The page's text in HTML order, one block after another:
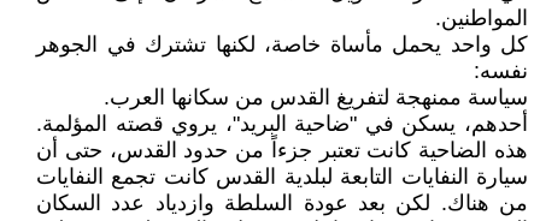
المواطنين.
كل واحد يحمل مأساة خاصة، لكنها تشترك في الجوهر
نفسه:
سياسة ممنهجة لتفريغ القدس من سكانها العرب.
أحدهم، يسكن في "ضاحية البريد"، يروي قصته المؤلمة.
هذه الضاحية كانت تعتبر جزءاً من حدود القدس، حتى أن
سيارة النفايات التابعة لبلدية القدس كانت تجمع النفايات
من هناك. لكن بعد عودة السلطة وازدياد عدد السكان